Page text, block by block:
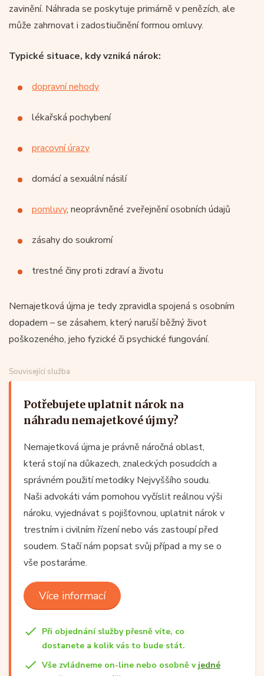
zavinění. Náhrada se poskytuje primárně v penězích, ale
může zahrnovat i zadostiučinění formou omluvy.
Typické situace, kdy vzniká nárok:
dopravní nehody
lékařská pochybení
pracovní úrazy
domácí a sexuální násilí
pomluvy, neoprávněné zveřejnění osobních údajů
zásahy do soukromí
trestné činy proti zdraví a životu
Nemajetková újma je tedy zpravidla spojená s osobním
dopadem – se zásahem, který naruší běžný život
poškozeného, jeho fyzické či psychické fungování.
Související služba
Potřebujete uplatnit nárok na
náhradu nemajetkové újmy?
Nemajetková újma je právně náročná oblast,
která stojí na důkazech, znaleckých posudcích a
správném použití metodiky Nejvyššího soudu.
Naši advokáti vám pomohou vyčíslit reálnou výši
nároku, vyjednávat s pojišťovnou, uplatnit nárok v
trestním i civilním řízení nebo vás zastoupí před
soudem. Stačí nám popsat svůj případ a my se o
vše postaráme.
Více informací
Při objednání služby přesně víte, co
dostanete a kolik vás to bude stát.
Vše zvládneme on-line nebo osobně v jedné